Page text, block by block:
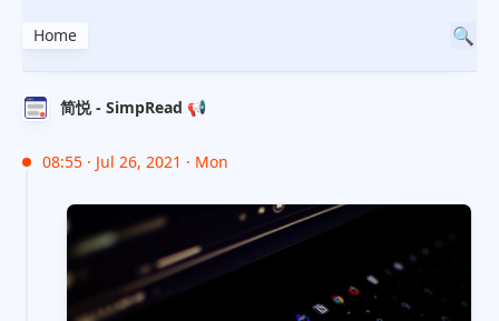
简悦 - SimpRead 📢
08:55 · Jul 26, 2021 · Mon
Home